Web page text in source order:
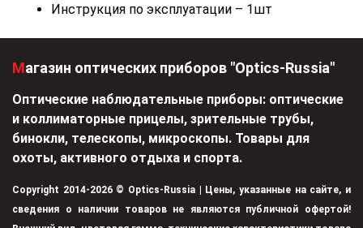
Инструкция по эксплуатации – 1шт
Магазин оптических приборов "Optics-Russia"
Оптические наблюдательные приборы: оптические
и коллиматорные прицелы, зрительные трубы,
бинокли, телескопы, микроскопы. Товары для
охоты, активного отдыха и спорта.
Copyright 2014-2026 © Optics-Russia | Цены, указанные на сайте, и
сведения о наличии товаров не являются публичной офертой!